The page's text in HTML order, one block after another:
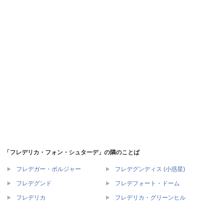
「フレデリカ・フォン・シュターデ」の隣のことば
フレデガー・ボルジャー フレデグンディス (小惑星)
フレデグンド フレデフォート・ドーム
フレデリカ フレデリカ・グリーンヒル